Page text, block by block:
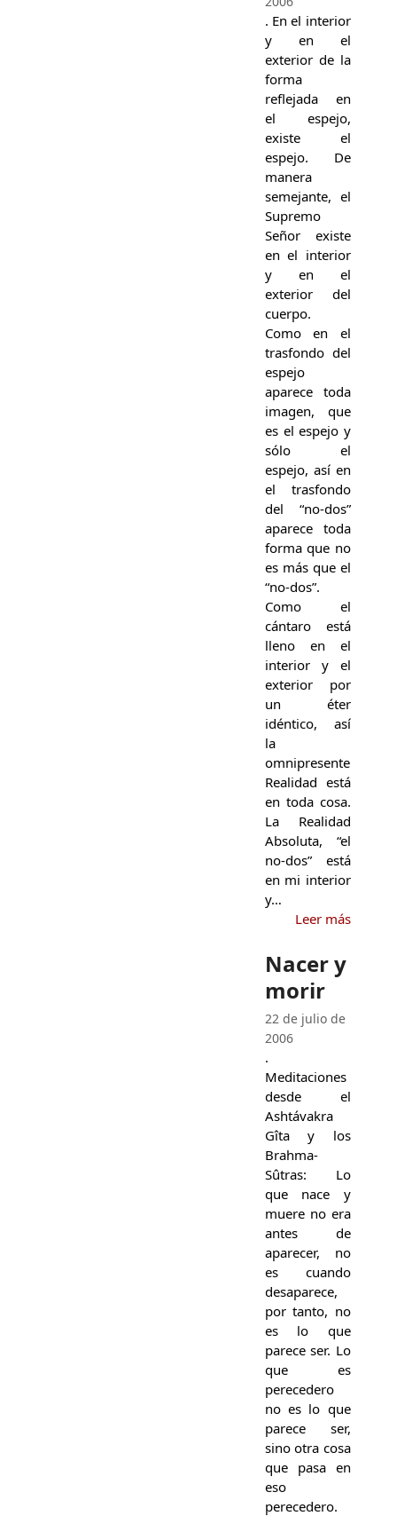
. En el interior
y en el
exterior de la
forma
reflejada en
el espejo,
existe el
espejo. De
manera
semejante, el
Supremo
Señor existe
en el interior
y en el
exterior del
cuerpo.
Como en el
trasfondo del
espejo
aparece toda
imagen, que
es el espejo y
sólo el
espejo, así en
el trasfondo
del “no-dos”
aparece toda
forma que no
es más que el
“no-dos”.
Como el
cántaro está
lleno en el
interior y el
exterior por
un éter
idéntico, así
la
omnipresente
Realidad está
en toda cosa.
La Realidad
Absoluta, “el
no-dos” está
en mi interior
y…
Leer más
Nacer y
morir
22 de julio de
2006
.
Meditaciones
desde el
Ashtávakra
Gîta y los
Brahma-
Sûtras: Lo
que nace y
muere no era
antes de
aparecer, no
es cuando
desaparece,
por tanto, no
es lo que
parece ser. Lo
que es
perecedero
no es lo que
parece ser,
sino otra cosa
que pasa en
eso
perecedero.